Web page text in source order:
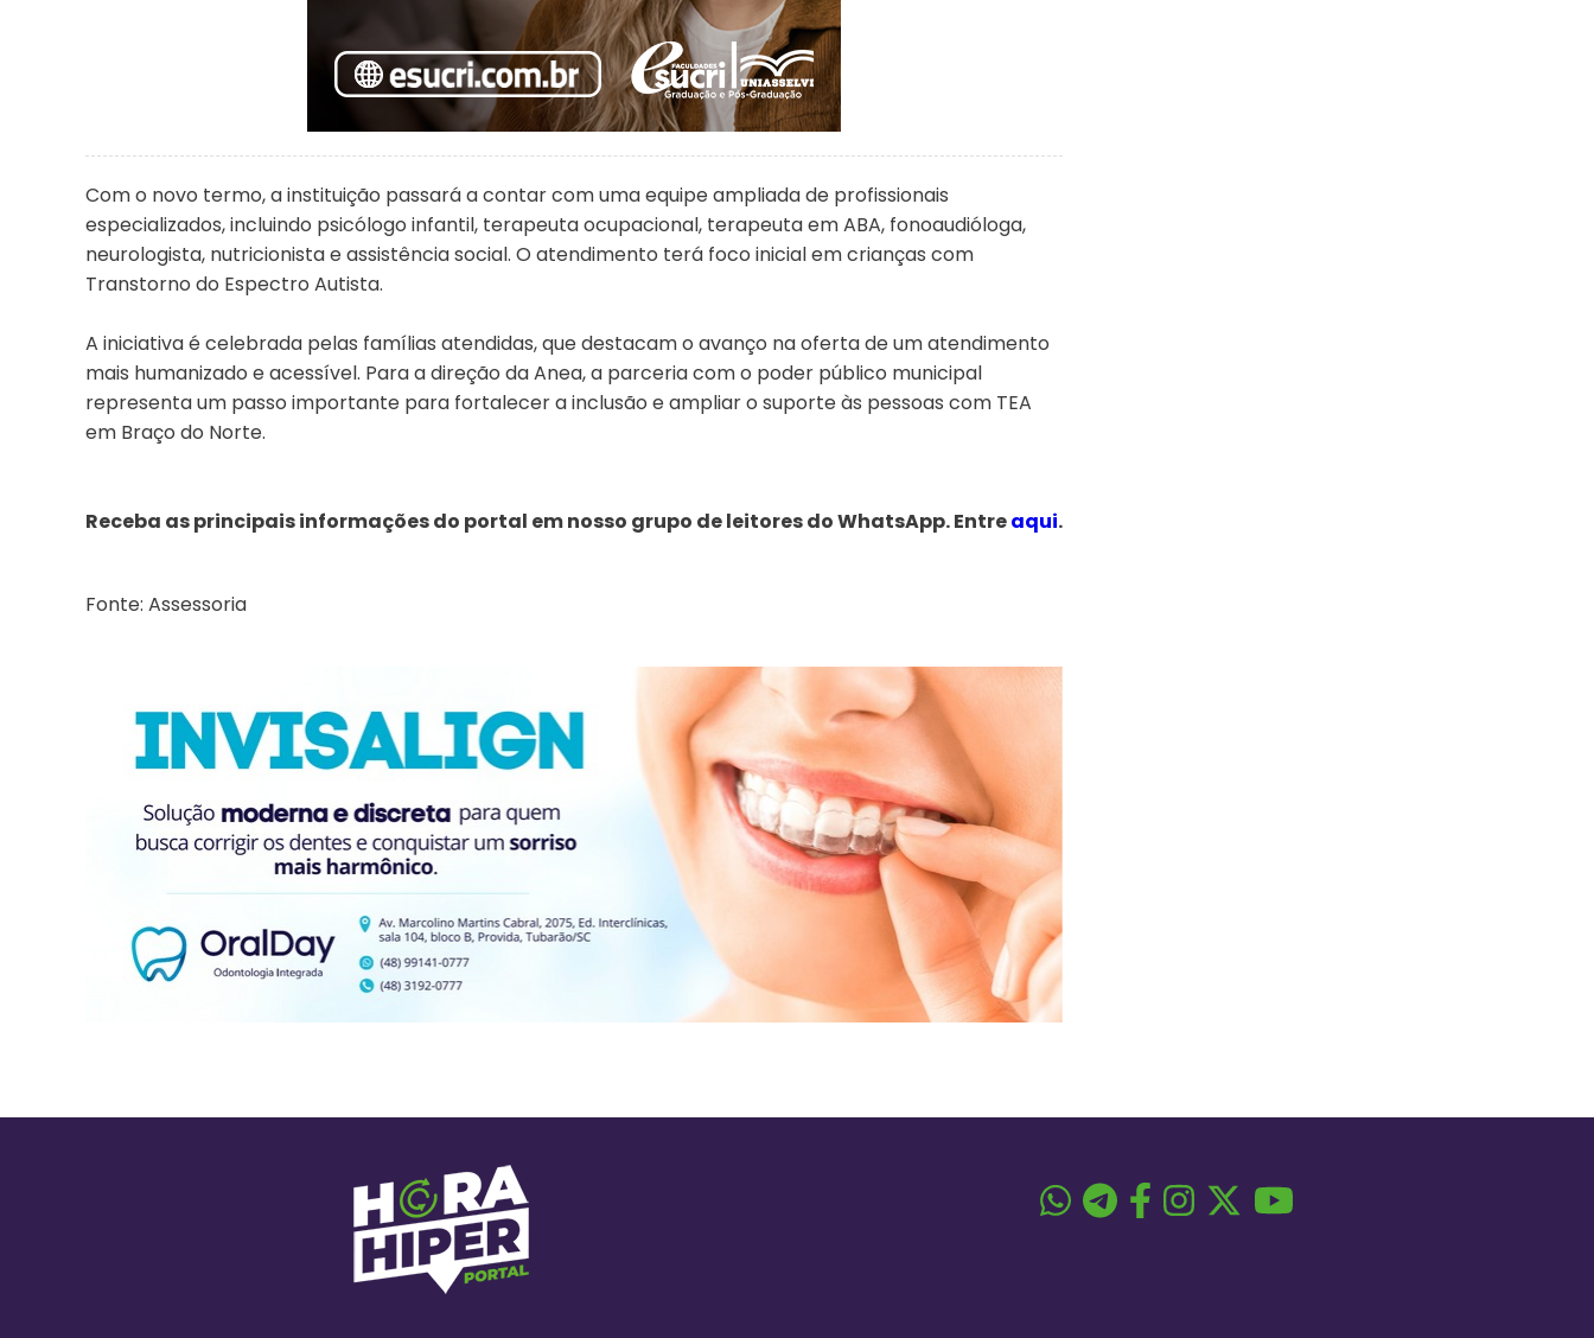
Com o novo termo, a instituição passará a contar com uma equipe ampliada de profissionais
especializados, incluindo psicólogo infantil, terapeuta ocupacional, terapeuta em ABA, fonoaudióloga,
neurologista, nutricionista e assistência social. O atendimento terá foco inicial em crianças com
Transtorno do Espectro Autista.
A iniciativa é celebrada pelas famílias atendidas, que destacam o avanço na oferta de um atendimento
mais humanizado e acessível. Para a direção da Anea, a parceria com o poder público municipal
representa um passo importante para fortalecer a inclusão e ampliar o suporte às pessoas com TEA
em Braço do Norte.
Receba as principais informações do portal em nosso grupo de leitores do WhatsApp. Entreaqui.
Fonte: Assessoria